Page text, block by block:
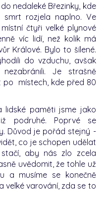
nedaleké Březinky, kde
rozjela naplno. Ve
čtyři velké plynové
víc lidí, než kolik má
Králové. Bylo to šílené.
do vzduchu, avšak
Je strašně
po místech, kde před 80
lidské paměti jsme jako
podruhé. Poprvé se
Důvod je pořád stejný -
co je schopen udělat
aby nás zlo zcela
uvědomit, že tohle už
a musíme se konečně
velké varování, zda se to